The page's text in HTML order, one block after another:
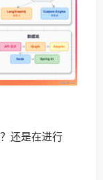
还是在进行